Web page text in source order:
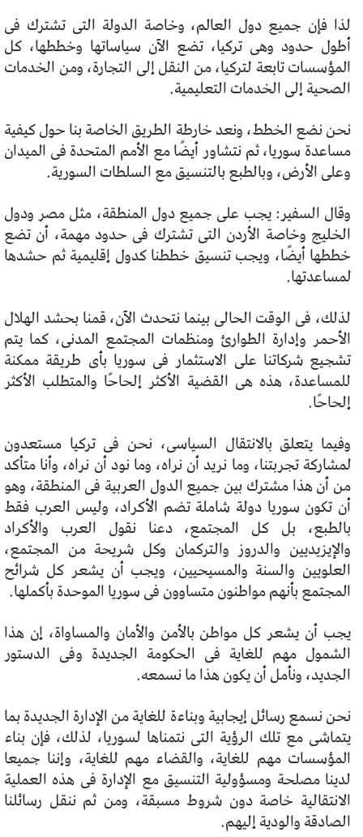
لذا فإن جميع دول العالم، وخاصة الدولة التى تشترك فى
أطول حدود وهى تركيا، تضع الآن سياساتها وخططها، كل
المؤسسات تابعة لتركيا، من النقل إلى التجارة، ومن الخدمات
الصحية إلى الخدمات التعليمية.
نحن نضع الخطط، ونعد خارطة الطريق الخاصة بنا حول كيفية
مساعدة سوريا، ثم نتشاور أيضًا مع الأمم المتحدة فى الميدان
وعلى الأرض، وبالطبع بالتنسيق مع السلطات السورية.
وقال السفير: يجب على جميع دول المنطقة، مثل مصر ودول
الخليج وخاصة الأردن التى تشترك فى حدود مهمة، أن تضع
خططها أيضًا، ويجب تنسيق خططنا كدول إقليمية ثم حشدها
لمساعدتها.
لذلك، فى الوقت الحالى بينما نتحدث الآن، قمنا بحشد الهلال
الأحمر وإدارة الطوارئ ومنظمات المجتمع المدنى، كما يتم
تشجيع شركاتنا على الاستثمار فى سوريا بأى طريقة ممكنة
للمساعدة، هذه هى القضية الأكثر إلحاحًا والمتطلب الأكثر
إلحاحًا.
وفيما يتعلق بالانتقال السياسى، نحن فى تركيا مستعدون
لمشاركة تجربتنا، وما نريد أن نراه، وما نود أن نراه، وأنا متأكد
من أن هذا مشترك بين جميع الدول العربية فى المنطقة، وهو
أن تكون سوريا دولة شاملة تضم الأكراد، وليس العرب فقط
بالطبع، بل كل المجتمع، دعنا نقول العرب والأكراد
والإيزيديين والدروز والتركمان وكل شريحة من المجتمع،
العلويين والسنة والمسيحيين، ويجب أن يشعر كل شرائح
المجتمع بأنهم مواطنون متساوون فى سوريا الموحدة بأكملها.
يجب أن يشعر كل مواطن بالأمن والأمان والمساواة، إن هذا
الشمول مهم للغاية فى الحكومة الجديدة وفى الدستور
الجديد، ونأمل أن يكون هذا ما نسمعه.
نحن نسمع رسائل إيجابية وبناءة للغاية من الإدارة الجديدة بما
يتماشى مع تلك الرؤية التى نتمناها لسوريا، لذلك، فإن بناء
المؤسسات مهم للغاية، والقضاء مهم للغاية، وإننا جميعا
لدينا مصلحة ومسؤولية التنسيق مع الإدارة فى هذه العملية
الانتقالية خاصة دون شروط مسبقة، ومن ثم ننقل رسائلنا
الصادقة والودية إليهم.